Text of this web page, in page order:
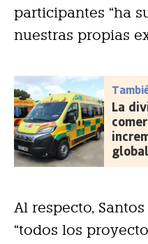
participantes “ha
nuestras propias
La
Al respecto,
“todos los